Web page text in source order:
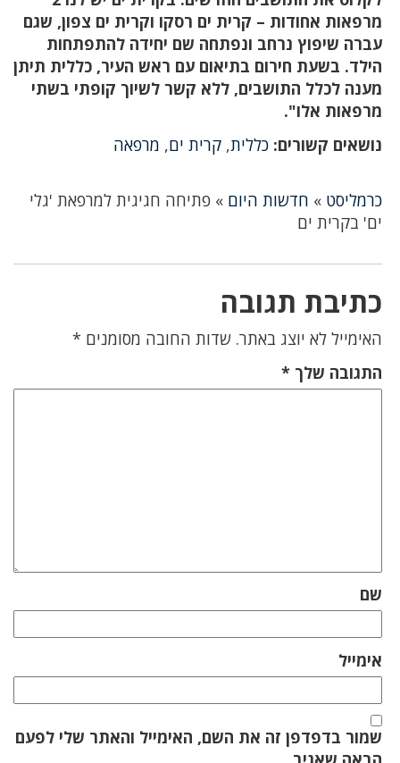
מרפאות אחודות – קרית ים רסקו וקרית ים צפון, שגם
עברה שיפוץ נרחב ונפתחה שם יחידה להתפתחות
הילד. בשעת חירום בתיאום עם ראש העיר, כללית תיתן
מענה לכלל התושבים, ללא קשר לשיוך קופתי בשתי
מרפאות אלו".
נושאים קשורים: כללית, קרית ים, מרפאה
כרמליסט » חדשות היום » פתיחה חגיגית למרפאת 'גלי
ים' בקרית ים
כתיבת תגובה
האימייל לא יוצג באתר. שדות החובה מסומנים *
התגובה שלך *
שם
אימייל
שמור בדפדפן זה את השם, האימייל והאתר שלי לפעם